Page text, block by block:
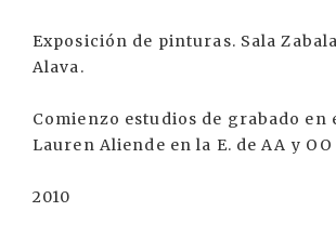
Exposición de pinturas. Sala
Alava.
Comienzo estudios de grabado en
Lauren Aliende en la E. de AA y
2010